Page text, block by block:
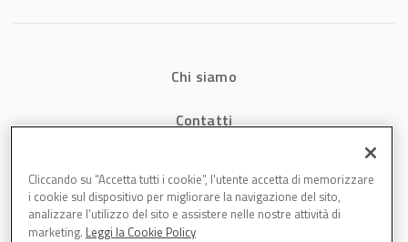
Chi siamo
Contatti
Cookies
Cliccando su “Accetta tutti i cookie”, l'utente accetta di memorizzare
i cookie sul dispositivo per migliorare la navigazione del sito,
analizzare l'utilizzo del sito e assistere nelle nostre attività di
marketing. Leggi la Cookie Policy